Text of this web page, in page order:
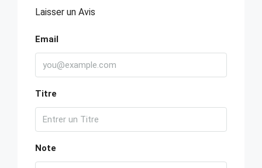
Laisser un Avis
Email
Titre
Note